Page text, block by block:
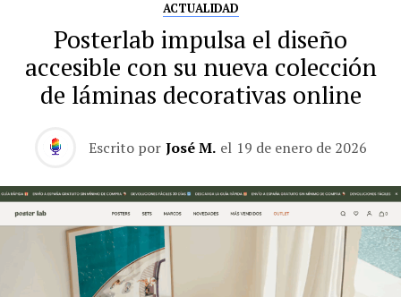
ACTUALIDAD
Posterlab impulsa el diseño
accesible con su nueva colección
de láminas decorativas online
Escrito por José M. el 19 de enero de 2026